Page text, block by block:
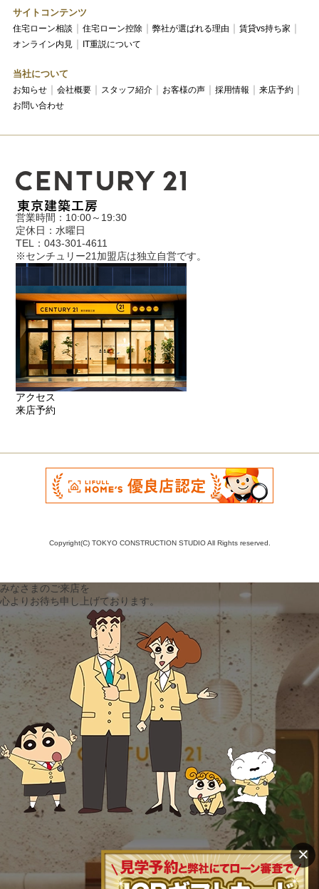
サイトコンテンツ
住宅ローン相談 住宅ローン控除 弊社が選ばれる理由
賃貸vs持ち家
オンライン内見
IT重説について
当社について
お知らせ 会社概要 スタッフ紹介 お客様の声 採用情報
来店予約
お問い合わせ
営業時間：10:00～19:30
定休日：水曜日
TEL：043-301-4611
※センチュリー21加盟店は独立自営です。
アクセス
来店予約
Copyright(C) TOKYO CONSTRUCTION STUDIO All Rights reserved.
みなさまのご来店を
心よりお待ち申し上げております。
×